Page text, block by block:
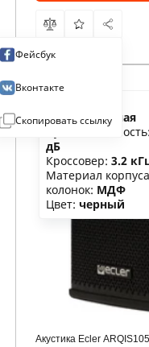
Фейсбук
Вконтакте
Скопировать ссылку
Акустика Ecler
Тип:напольная
Чувствительность:
дБ
Кроссовер: 3.2
Материал корпуса
колонок: МДФ
Цвет: черный